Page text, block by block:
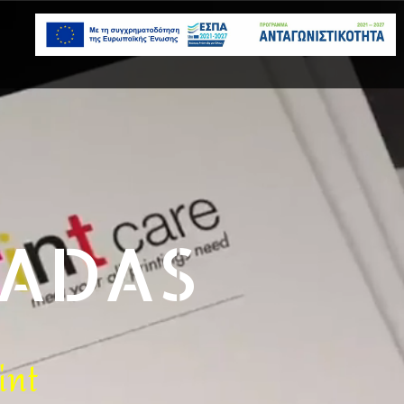
DAS